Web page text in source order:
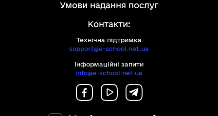
умови надання послуг
Контакти:
Технічна підтримка
support@e-school.net.ua
Інформаційні запити
info@e-school.net.ua